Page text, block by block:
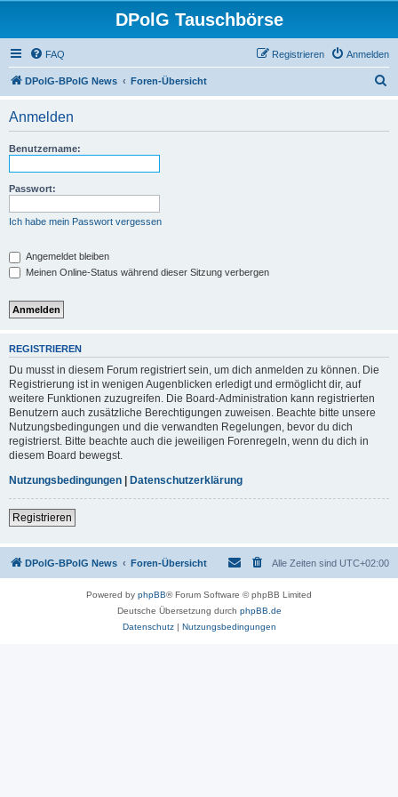
DPolG Tauschbörse
FAQ Anmelden
Registrieren
DPolG-BPolG News Foren-Übersicht
Anmelden
Benutzername:
Passwort:
Ich habe mein Passwort vergessen
Angemeldet bleiben
Meinen Online-Status während dieser Sitzung verbergen
REGISTRIEREN
Du musst in diesem Forum registriert sein, um dich anmelden zu können. Die
Registrierung ist in wenigen Augenblicken erledigt und ermöglicht dir, auf
weitere Funktionen zuzugreifen. Die Board-Administration kann registrierten
Benutzern auch zusätzliche Berechtigungen zuweisen. Beachte bitte unsere
Nutzungsbedingungen und die verwandten Regelungen, bevor du dich
registrierst. Bitte beachte auch die jeweiligen Forenregeln, wenn du dich in
diesem Board bewegst.
Nutzungsbedingungen | Datenschutzerklärung
Registrieren
DPolG-BPolG News Foren-Übersicht Alle Zeiten sind UTC+02:00
Powered by phpBB® Forum Software © phpBB Limited
Deutsche Übersetzung durch phpBB.de
Datenschutz| Nutzungsbedingungen